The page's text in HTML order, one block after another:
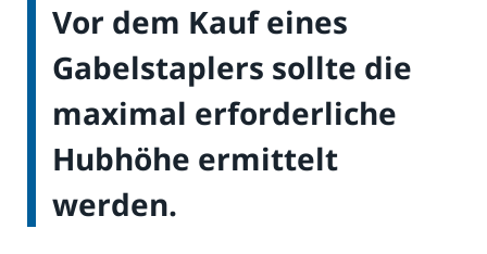
Vor dem Kauf eines
Gabelstaplers sollte die
maximal erforderliche
Hubhöhe ermittelt
werden.